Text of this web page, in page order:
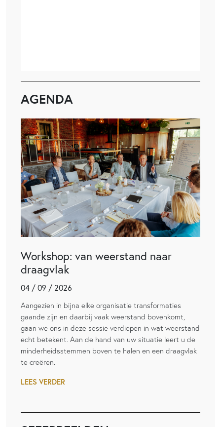
AGENDA
Workshop: van weerstand naar
draagvlak
04 / 09 / 2026
Aangezien in bijna elke organisatie transformaties
gaande zijn en daarbij vaak weerstand bovenkomt,
gaan we ons in deze sessie verdiepen in wat weerstand
echt betekent. Aan de hand van uw situatie leert u de
minderheidsstemmen boven te halen en een draagvlak
te creëren.
LEES VERDER